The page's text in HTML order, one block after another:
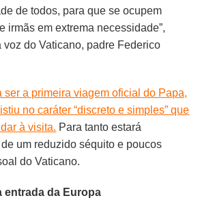
de todos, para que se ocupem
irmãs em extrema necessidade”,
voz do Vaticano, padre Federico
ser a primeira viagem oficial do Papa,
no caráter “discreto e simples” que
à visita. Para tanto estará
um reduzido séquito e poucos
do Vaticano.
entrada da Europa